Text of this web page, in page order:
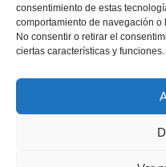
consentimiento de estas
comportamiento de navegación
No consentir o retirar el
ciertas características y funciones.
Esencia
Blog
Aviso legal